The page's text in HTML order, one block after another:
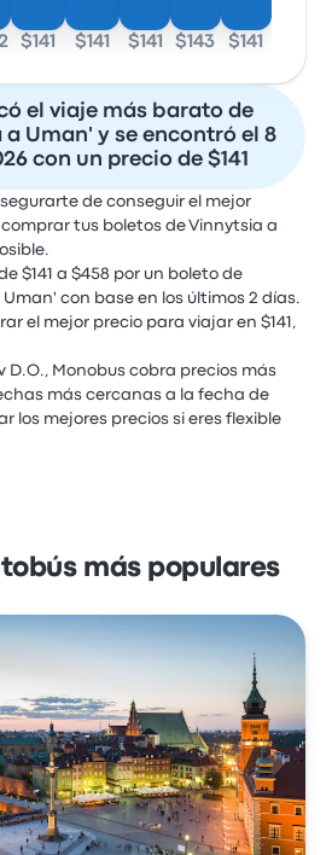
$141 $141 $141 $143 $141
el viaje más barato de
Uman' y se encontró el 8
con un precio de $141
de conseguir el mejor
tus boletos de Vinnytsia a
$141 a $458 por un boleto de
con base en los últimos 2 días.
el mejor precio para viajar en $141,
D.O., Monobus cobra precios más
más cercanas a la fecha de
los mejores precios si eres flexible
más populares